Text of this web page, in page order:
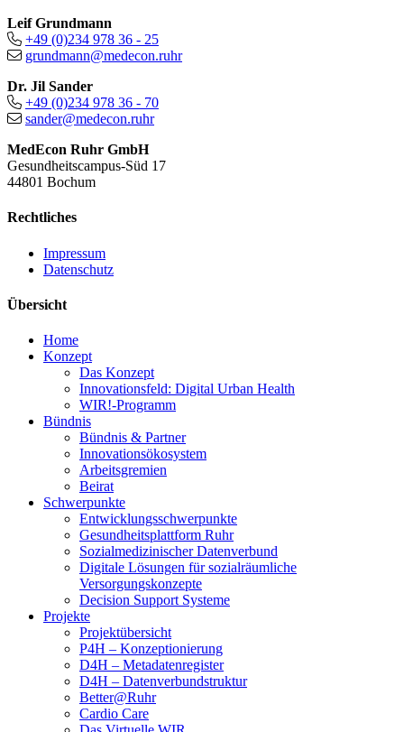
Leif Grundmann
+49 (0)234 978 36 - 25
grundmann@medecon.ruhr
Dr. Jil Sander
+49 (0)234 978 36 - 70
sander@medecon.ruhr
MedEcon Ruhr GmbH
Gesundheitscampus-Süd 17
44801 Bochum
Rechtliches
Impressum
Datenschutz
Übersicht
Home
Konzept
Das Konzept
Innovationsfeld: Digital Urban Health
WIR!-Programm
Bündnis
Bündnis & Partner
Innovationsökosystem
Arbeitsgremien
Beirat
Schwerpunkte
Entwicklungsschwerpunkte
Gesundheitsplattform Ruhr
Sozialmedizinischer Datenverbund
Digitale Lösungen für sozialräumliche
Versorgungskonzepte
Decision Support Systeme
Projekte
Projektübersicht
P4H – Konzeptionierung
D4H – Metadatenregister
D4H – Datenverbundstruktur
Better@Ruhr
Cardio Care